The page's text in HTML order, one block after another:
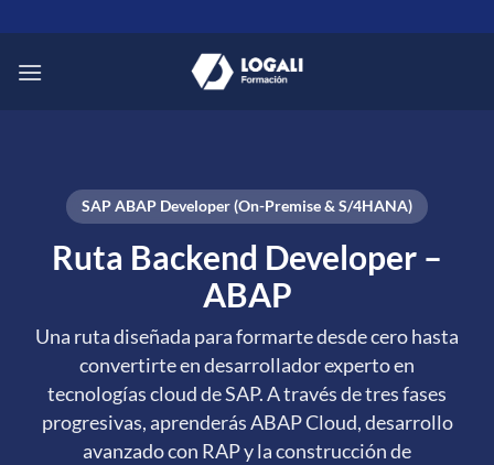
al
contenido
SAP ABAP Developer (On-Premise & S/4HANA)
Ruta Backend Developer –
ABAP
Una ruta diseñada para formarte desde cero hasta
convertirte en desarrollador experto en
tecnologías cloud de SAP. A través de tres fases
progresivas, aprenderás ABAP Cloud, desarrollo
avanzado con RAP y la construcción de